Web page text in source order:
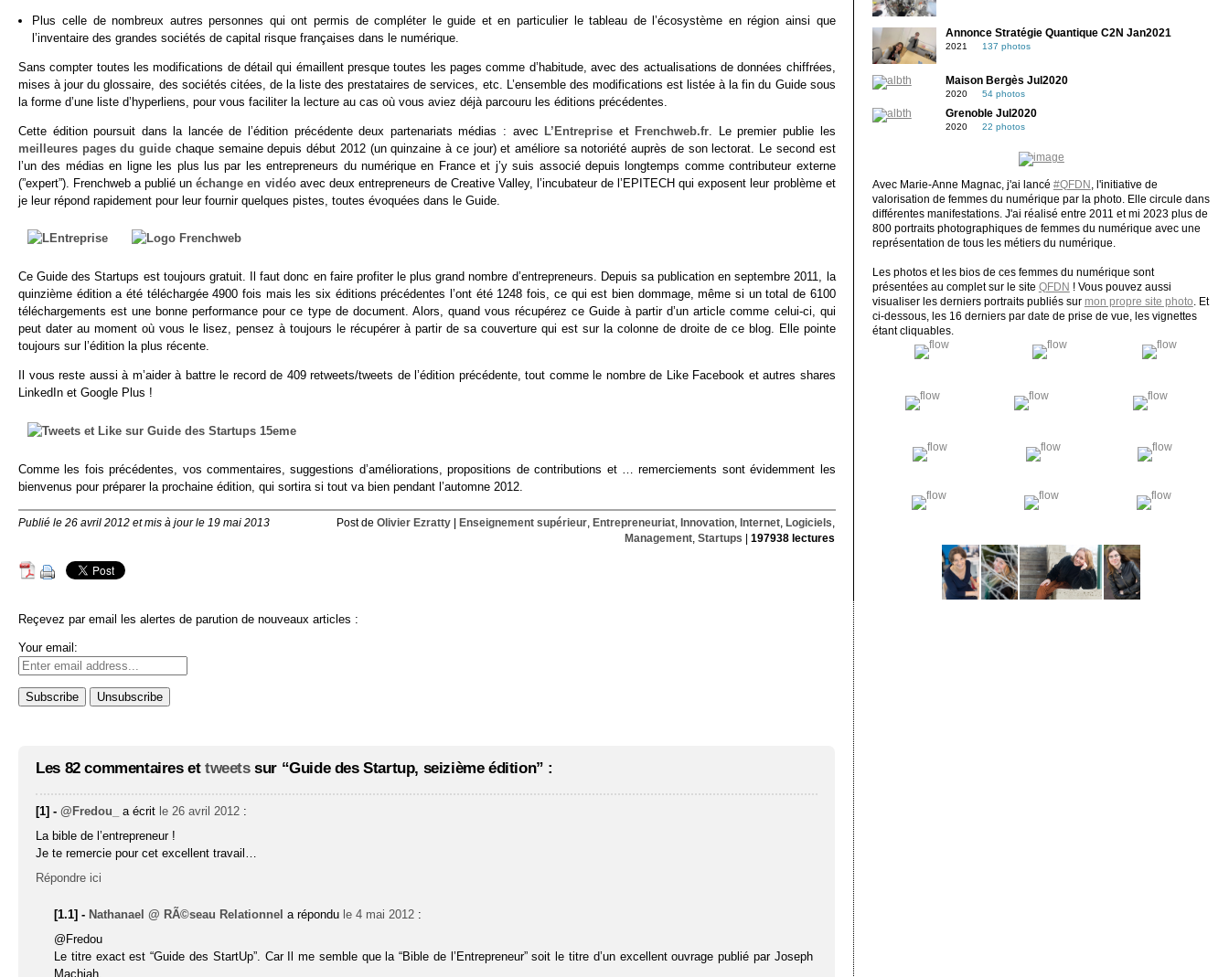
Plus celle de nombreux autres personnes qui ont permis de compléter le guide et en particulier le tableau de l’écosystème en région ainsi que
l’inventaire des grandes sociétés de capital risque françaises dans le numérique.
Sans compter toutes les modifications de détail qui émaillent presque toutes les pages comme d’habitude, avec des actualisations de données chiffrées,
mises à jour du glossaire, des sociétés citées, de la liste des prestataires de services, etc. L’ensemble des modifications est listée à la fin du Guide sous
la forme d’une liste d’hyperliens, pour vous faciliter la lecture au cas où vous aviez déjà parcouru les éditions précédentes.
Cette édition poursuit dans la lancée de l’édition précédente deux partenariats médias : avec L’Entreprise et Frenchweb.fr . Le premier publie les
meilleures pages du guide chaque semaine depuis début 2012 (un quinzaine à ce jour) et améliore sa notoriété auprès de son lectorat. Le second est
l’un des médias en ligne les plus lus par les entrepreneurs du numérique en France et j’y suis associé depuis longtemps comme contributeur externe
(”expert”). Frenchweb a publié unéchange en vidéoavec deux entrepreneurs de Creative Valley, l’incubateur de l’EPITECH qui exposent leur problème et
je leur répond rapidement pour leur fournir quelques pistes, toutes évoquées dans le Guide.
Ce Guide des Startups est toujours gratuit. Il faut donc en faire profiter le plus grand nombre d’entrepreneurs. Depuis sa publication en septembre 2011, la
quinzième édition a été téléchargée 4900 fois mais les six éditions précédentes l’ont été 1248 fois, ce qui est bien dommage, même si un total de 6100
téléchargements est une bonne performance pour ce type de document. Alors, quand vous récupérez ce Guide à partir d’un article comme celui-ci, qui
peut dater au moment où vous le lisez, pensez à toujours le récupérer à partir de sa couverture qui est sur la colonne de droite de ce blog. Elle pointe
toujours sur l’édition la plus récente.
Il vous reste aussi à m’aider à battre le record de 409 retweets/tweets de l’édition précédente, tout comme le nombre de Like Facebook et autres shares
LinkedIn et Google Plus !
Comme les fois précédentes, vos commentaires, suggestions d’améliorations, propositions de contributions et … remerciements sont évidemment les
bienvenus pour préparer la prochaine édition, qui sortira si tout va bien pendant l’automne 2012.
Publié le 26 avril 2012 et mis à jour le 19 mai 2013 Post de Olivier Ezratty| Enseignement supérieur, Entrepreneuriat, Innovation, Internet, Logiciels
Management, Startups 197938 lectures
Reçevez par email les alertes de parution de nouveaux articles :
Your email:
Les 82 commentaires et tweetssur “Guide des Startup, seizième édition” :
[1] -@Fredou_ a écrit le 26 avril 2012 :
La bible de l’entrepreneur !
Je te remercie pour cet excellent travail…
Répondre ici
[1.1] - Nathanael @ RÃ©seau Relationnel a répondu le 4 mai 2012 :
@Fredou
Le titre exact est “Guide des StartUp”. Car Il me semble que la “Bible de l’Entrepreneur” soit le titre d’un excellent ouvrage publié par Joseph
Machiah.
Annonce Stratégie Quantique C2N Jan2021
2021 137 photos
Maison Bergès Jul2020
2020 54 photos
Grenoble Jul2020
2020 22 photos
Avec Marie-Anne Magnac, j'ai lancé #QFDN
, l'initiative de
valorisation de femmes du numérique par la photo. Elle circule dans
différentes manifestations. J'ai réalisé entre 2011 et mi 2023 plus de
800 portraits photographiques de femmes du numérique avec une
représentation de tous les métiers du numérique.
Les photos et les bios de ces femmes du numérique sont
présentées au complet sur le site QFDN ! Vous pouvez aussi
visualiser les derniers portraits publiés sur mon propre site photo . Et
ci-dessous, les 16 derniers par date de prise de vue, les vignettes
étant cliquables.